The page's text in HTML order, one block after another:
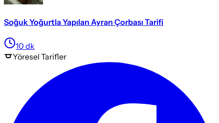
Soğuk Yoğurtla Yapılan Ayran Çorbası Tarifi
10 dk
Yöresel Tarifler